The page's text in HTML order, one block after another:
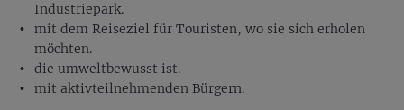
Industriepark.
mit dem Reiseziel für Touristen, wo sie sich erholen
möchten.
die umweltbewusst ist.
mit aktivteilnehmenden Bürgern.